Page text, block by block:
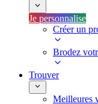
Je personnalise
Créer un
Brodez
Trouver
Meilleures